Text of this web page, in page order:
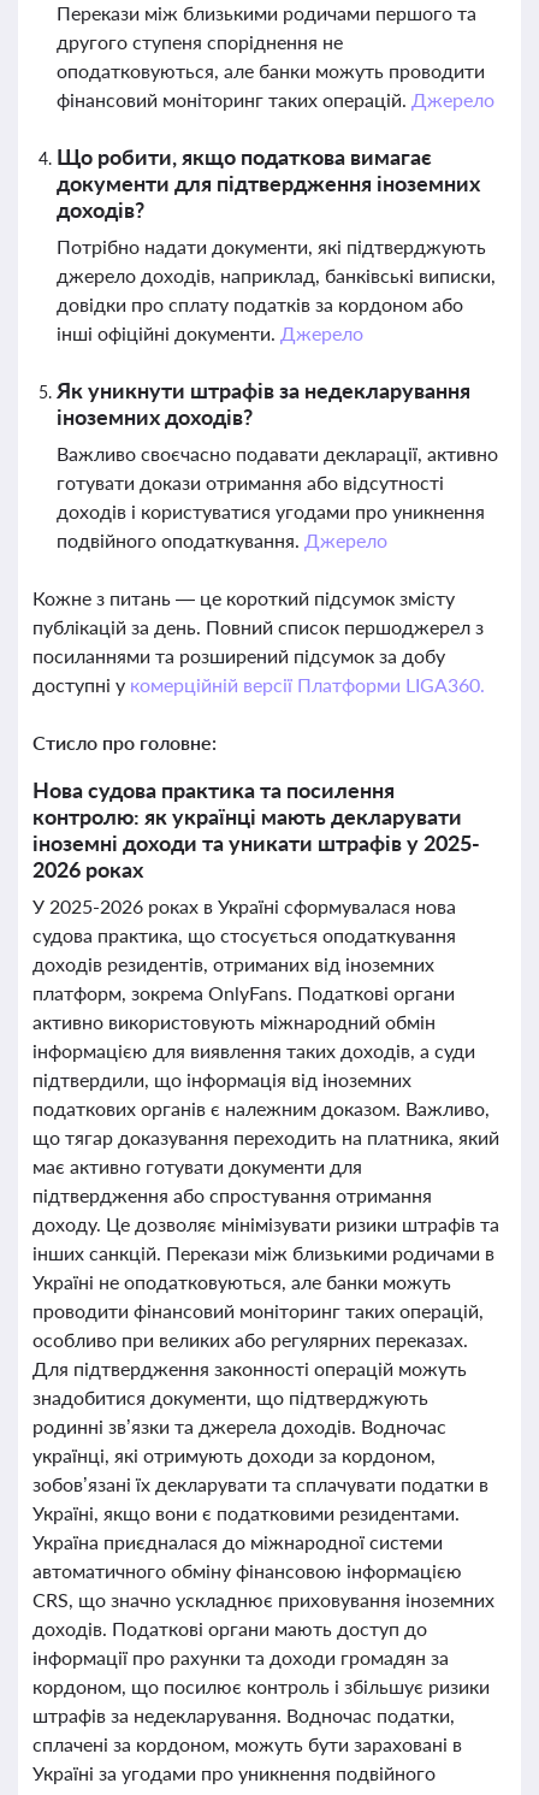
Перекази між близькими родичами першого та
другого ступеня споріднення не
оподатковуються, але банки можуть проводити
фінансовий моніторинг таких операцій. Джерело
Що робити, якщо податкова вимагає
документи для підтвердження іноземних
доходів?
Потрібно надати документи, які підтверджують
джерело доходів, наприклад, банківські виписки,
довідки про сплату податків за кордоном або
інші офіційні документи. Джерело
Як уникнути штрафів за недекларування
іноземних доходів?
Важливо своєчасно подавати декларації, активно
готувати докази отримання або відсутності
доходів і користуватися угодами про уникнення
подвійного оподаткування. Джерело
Кожне з питань — це короткий підсумок змісту
публікацій за день. Повний список першоджерел з
посиланнями та розширений підсумок за добу
доступні у комерційній версії Платформи LIGA360.
Стисло про головне:
Нова судова практика та посилення
контролю: як українці мають декларувати
іноземні доходи та уникати штрафів у 2025-
2026 роках
У 2025-2026 роках в Україні сформувалася нова
судова практика, що стосується оподаткування
доходів резидентів, отриманих від іноземних
платформ, зокрема OnlyFans. Податкові органи
активно використовують міжнародний обмін
інформацією для виявлення таких доходів, а суди
підтвердили, що інформація від іноземних
податкових органів є належним доказом. Важливо,
що тягар доказування переходить на платника, який
має активно готувати документи для
підтвердження або спростування отримання
доходу. Це дозволяє мінімізувати ризики штрафів та
інших санкцій. Перекази між близькими родичами в
Україні не оподатковуються, але банки можуть
проводити фінансовий моніторинг таких операцій,
особливо при великих або регулярних переказах.
Для підтвердження законності операцій можуть
знадобитися документи, що підтверджують
родинні зв’язки та джерела доходів. Водночас
українці, які отримують доходи за кордоном,
зобов’язані їх декларувати та сплачувати податки в
Україні, якщо вони є податковими резидентами.
Україна приєдналася до міжнародної системи
автоматичного обміну фінансовою інформацією
CRS, що значно ускладнює приховування іноземних
доходів. Податкові органи мають доступ до
інформації про рахунки та доходи громадян за
кордоном, що посилює контроль і збільшує ризики
штрафів за недекларування. Водночас податки,
сплачені за кордоном, можуть бути зараховані в
Україні за угодами про уникнення подвійного